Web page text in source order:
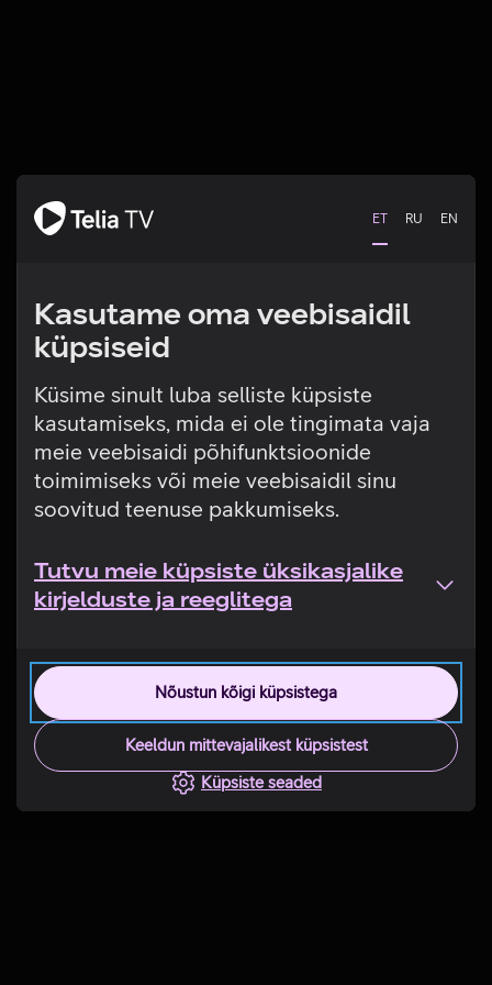
ET RU EN
Kasutame oma veebisaidil
küpsiseid
Küsime sinult luba selliste küpsiste
kasutamiseks, mida ei ole tingimata vaja
meie veebisaidi põhifunktsioonide
toimimiseks või meie veebisaidil sinu
soovitud teenuse pakkumiseks.
Tutvu meie küpsiste üksikasjalike
kirjelduste ja reeglitega
Nõustun kõigi küpsistega
Keeldun mittevajalikest küpsistest
Küpsiste seaded
Tehniline viga